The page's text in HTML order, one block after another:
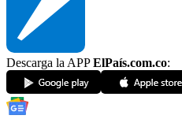
Descarga la APPElPaís.com.co: